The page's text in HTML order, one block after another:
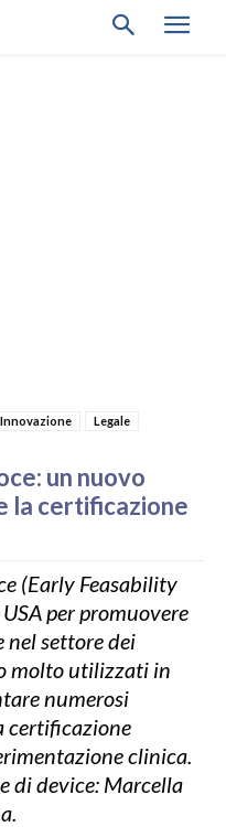
Innovazione
Legale
un nuovo
la certificazione
(Early Feasability
per promuovere
nel settore dei
molto utilizzati in
numerosi
certificazione
clinica.
di device: Marcella